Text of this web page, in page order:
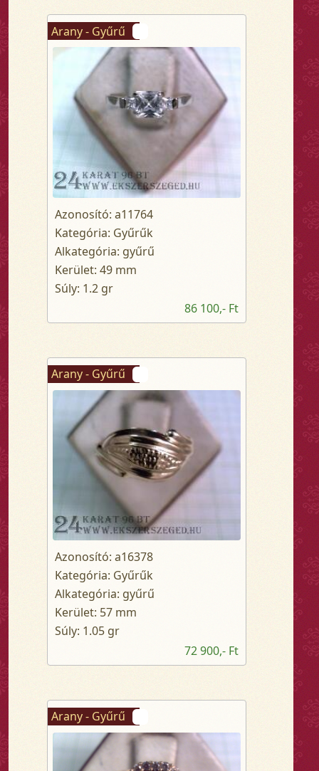
Arany - Gyűrű
Azonosító: a11764
Kategória: Gyűrűk
Alkategória: gyűrű
Kerület: 49 mm
Súly: 1.2 gr
86 100,- Ft
Arany - Gyűrű
Azonosító: a16378
Kategória: Gyűrűk
Alkategória: gyűrű
Kerület: 57 mm
Súly: 1.05 gr
72 900,- Ft
Arany - Gyűrű